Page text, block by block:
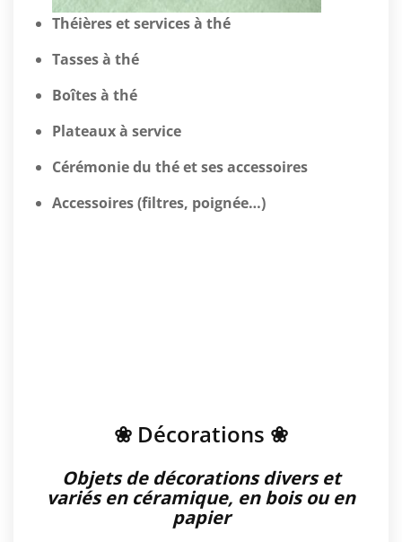
Théières et services à thé
Tasses à thé
Boîtes à thé
Plateaux à service
Cérémonie du thé et ses accessoires
Accessoires (filtres, poignée…)
❀ Décorations ❀
Objets de décorations divers et
variés en céramique, en bois ou en
papier